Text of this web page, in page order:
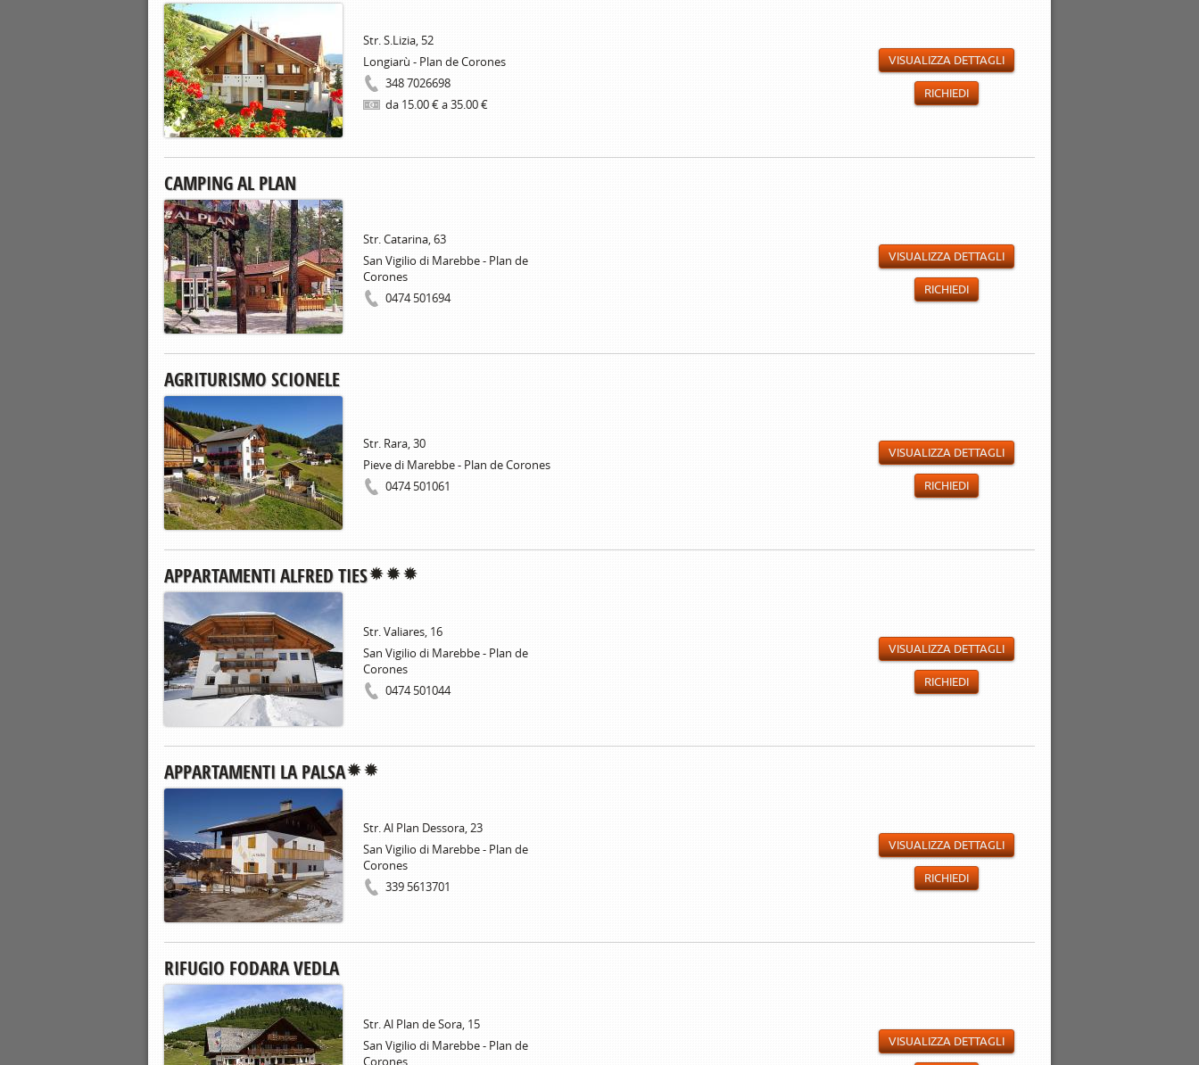
Str. S.Lizia, 52
Longiarù - Plan de Corones
348 7026698
da 15.00 € a 35.00 €
VISUALIZZA DETTAGLI
RICHIEDI
CAMPING AL PLAN
Str. Catarina, 63
San Vigilio di Marebbe - Plan de
Corones
0474 501694
VISUALIZZA DETTAGLI
RICHIEDI
AGRITURISMO SCIONELE
Str. Rara, 30
Pieve di Marebbe - Plan de Corones
0474 501061
VISUALIZZA DETTAGLI
RICHIEDI
APPARTAMENTI ALFRED TIES
Str. Valiares, 16
San Vigilio di Marebbe - Plan de
Corones
0474 501044
VISUALIZZA DETTAGLI
RICHIEDI
APPARTAMENTI LA PALSA
Str. Al Plan Dessora, 23
San Vigilio di Marebbe - Plan de
Corones
339 5613701
VISUALIZZA DETTAGLI
RICHIEDI
RIFUGIO FODARA VEDLA
Str. Al Plan de Sora, 15
San Vigilio di Marebbe - Plan de
Corones
VISUALIZZA DETTAGLI